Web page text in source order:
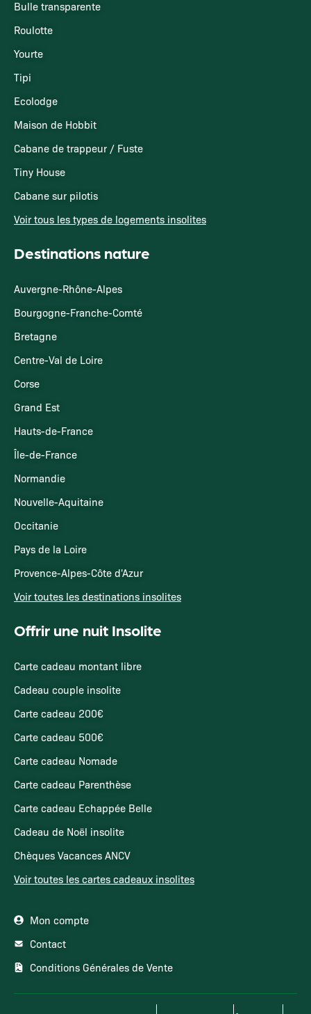
Bulle transparente
Roulotte
Yourte
Tipi
Ecolodge
Maison de Hobbit
Cabane de trappeur / Fuste
Tiny House
Cabane sur pilotis
Voir tous les types de logements insolites
Destinations nature
Auvergne-Rhône-Alpes
Bourgogne-Franche-Comté
Bretagne
Centre-Val de Loire
Corse
Grand Est
Hauts-de-France
Île-de-France
Normandie
Nouvelle-Aquitaine
Occitanie
Pays de la Loire
Provence-Alpes-Côte d'Azur
Voir toutes les destinations insolites
Offrir une nuit Insolite
Carte cadeau montant libre
Cadeau couple insolite
Carte cadeau 200€
Carte cadeau 500€
Carte cadeau Nomade
Carte cadeau Parenthèse
Carte cadeau Echappée Belle
Cadeau de Noël insolite
Chèques Vacances ANCV
Voir toutes les cartes cadeaux insolites
Mon compte
Contact
Conditions Générales de Vente